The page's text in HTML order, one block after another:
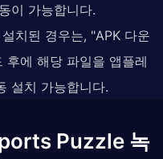
이 가능합니다.
치된 경우는, "APK 다운
후에 해당 파일을 앱플레
설치 가능합니다.
Puzzle 녹